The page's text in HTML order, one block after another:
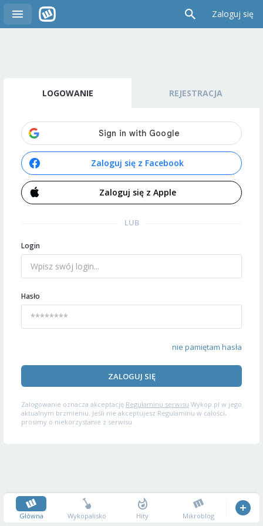
Zaloguj się
LOGOWANIE REJESTRACJA
Zaloguj się z Facebook
Zaloguj się z Apple
LUB
Login
Hasło
nie pamiętam hasła
ZALOGUJ SIĘ
Zalogowanie oznacza akceptację Regulaminu serwisu Wykop.pl w jego
aktualnym brzmieniu. Jeśli nie akceptujesz Regulaminu w całości,
prosimy o niekorzystanie z serwisu.
Główna Wykopalisko Hity Mikroblog